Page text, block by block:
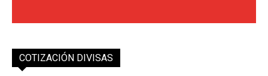
COTIZACIÓN DIVISAS